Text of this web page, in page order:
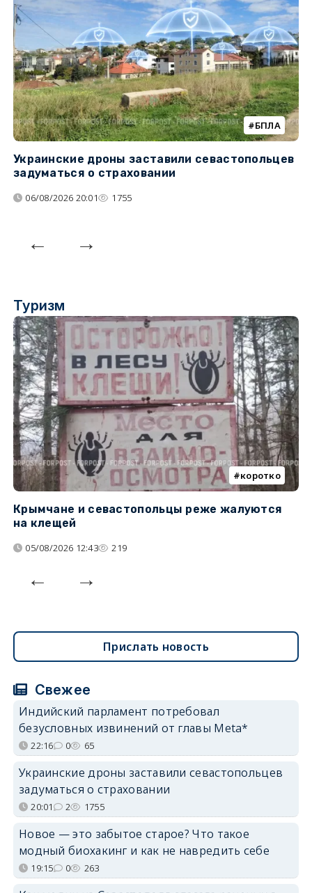
БПЛА
Украинские дроны заставили севастопольцев
задуматься о страховании
06/08/2026 20:01 1755
Туризм
коротко
Крымчане и севастопольцы реже жалуются
на клещей
05/08/2026 12:43 219
Прислать новость
Свежее
Индийский парламент потребовал
безусловных извинений от главы Meta*
22:16 0 65
Украинские дроны заставили севастопольцев
задуматься о страховании
20:01 2 1755
Новое — это забытое старое? Что такое
модный биохакинг и как не навредить себе
19:15 0 263